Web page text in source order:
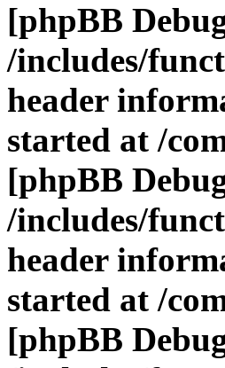
[phpBB
/includes/
header
started at /
[phpBB
/includes/
header
started at /
[phpBB